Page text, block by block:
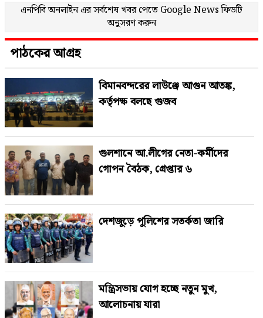
এনপিবি অনলাইন এর সর্বশেষ খবর পেতে Google Newsফিডটি
অনুসরণ করুন
পাঠকের আগ্রহ
বিমানবন্দরের লাউঞ্জে আগুন আতঙ্ক,
কর্তৃপক্ষ বলছে গুজব
গুলশানে আ.লীগের নেতা-কর্মীদের
গোপন বৈঠক, গ্রেপ্তার ৬
দেশজুড়ে পুলিশের সতর্কতা জারি
মন্ত্রিসভায় যোগ হচ্ছে নতুন মুখ,
আলোচনায় যারা